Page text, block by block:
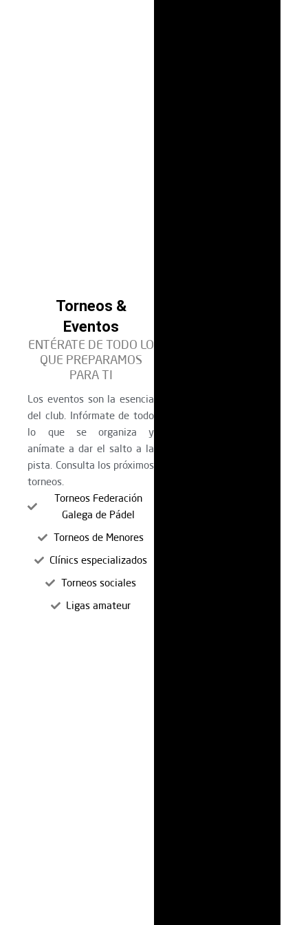
Torneos &
Eventos
ENTÉRATE DE TODO LO
QUE PREPARAMOS
PARA TI
Los eventos son la esencia
del club. Infórmate de todo
lo que se organiza y
anímate a dar el salto a la
pista. Consulta los próximos
torneos.
Torneos Federación
Galega de Pádel
Torneos de Menores
Clínics especializados
Torneos sociales
Ligas amateur